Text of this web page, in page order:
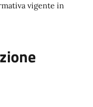
vigente in